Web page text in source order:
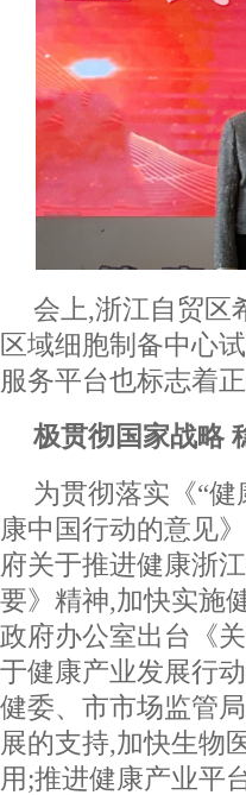
会上,浙江自贸区
区域细胞制备中心
服务平台也标志着正
极贯彻国家战略
为贯彻落实《“
康中国行动的意见
府关于推进健康浙
要》精神,加快实施
政府办公室出台《
于健康产业发展行
健委、市市场监管
展的支持,加快生物
用;推进健康产业平